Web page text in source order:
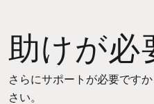
助けが必
さらにサポートが必要です
さい。